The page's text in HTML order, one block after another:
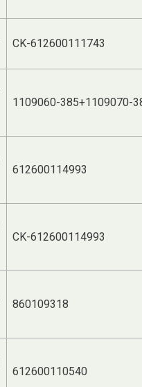
CK-612600111743
1109060-385+1109070-
612600114993
CK-612600114993
860109318
612600110540